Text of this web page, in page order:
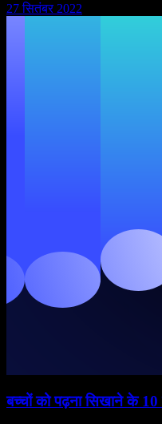
27 सितंबर 2022
बच्चों को पढ़ना सिखाने के 10